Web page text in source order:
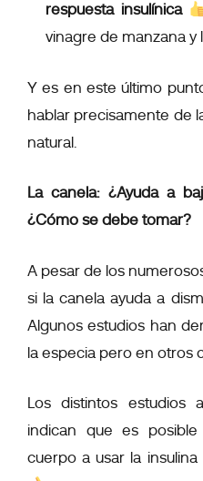
respuesta insulínica
vinagre de manzana y
Y es en este último
hablar precisamente de
natural.
La canela: ¿Ayuda a
¿Cómo se debe tomar?
A pesar de los
si la canela ayuda a
Algunos estudios han
la especia pero en otros
Los distintos estudios
indican que es
cuerpo a usar la